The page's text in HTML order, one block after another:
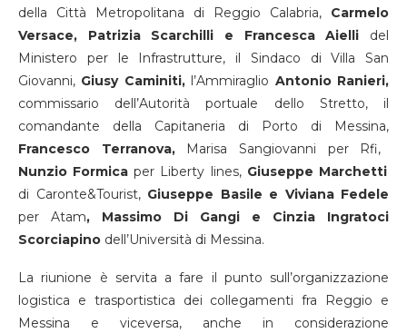
della Città Metropolitana di Reggio Calabria, Carmelo
Versace,
Patrizia Scarchilli e Francesca Aielli del
Ministero per le Infrastrutture, il Sindaco di Villa San
Giovanni, Giusy Caminiti,l’Ammiraglio Antonio Ranieri,
commissario dell’Autorità portuale dello Stretto, il
comandante della Capitaneria di Porto di Messina,
Francesco Terranova,Marisa Sangiovanni per Rfi,
Nunzio Formica per Liberty lines, Giuseppe Marchetti
di Caronte&Tourist,Giuseppe Basile e Viviana Fedele
per Atam, Massimo Di Gangi e Cinzia Ingratoci
Scorciapino dell’Università di Messina.
La riunione è servita a fare il punto sull’organizzazione
logistica e trasportistica dei collegamenti fra Reggio e
Messina e viceversa, anche in considerazione